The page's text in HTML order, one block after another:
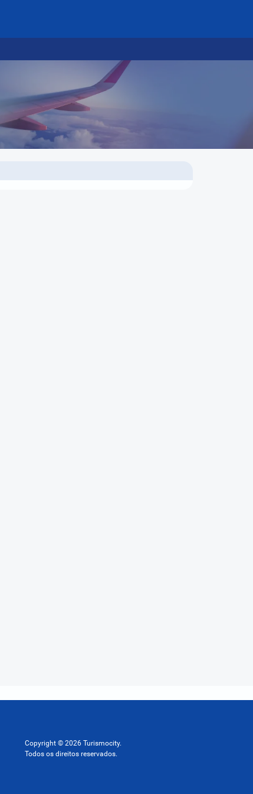
Copyright © 2026 Turismocity.
Todos os direitos reservados.